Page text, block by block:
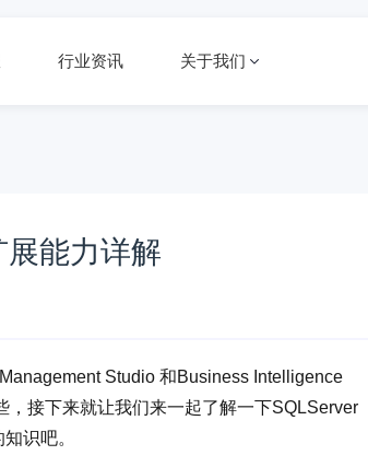
行业资讯 关于我们
能力详解
Studio 和Business Intelligence
接下来就让我们来一起了解一下SQLServer
识吧。